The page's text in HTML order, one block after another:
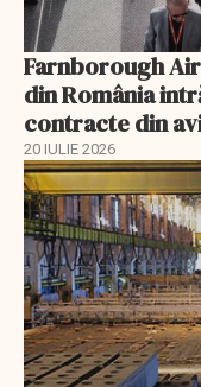
Farnborough
din România
contracte din
20 IULIE 2026